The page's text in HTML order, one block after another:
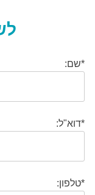
*שם:
*דוא"ל:
*טלפון: